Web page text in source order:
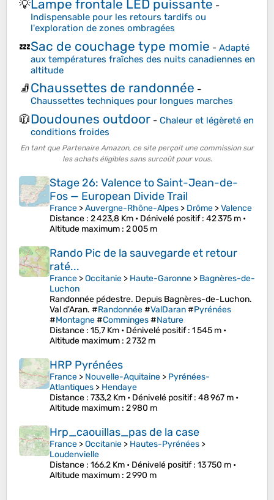
💡Lampe frontale LED puissante -
Indispensable pour les retours tardifs ou
l'exploration de zones ombragées
💤Sac de couchage type momie - Adapté
aux températures fraîches des nuits canadiennes en
altitude
🧦Chaussettes de randonnée -
Chaussettes techniques pour longues marches
🧥Doudounes outdoor - Chaleur et légèreté en
conditions froides
En tant que Partenaire Amazon, ce site perçoit une commission sur
les achats éligibles sans surcoût pour vous.
Stage 26: Valence to Saint-Jean-de-
Fos — European Divide Trail
France >Auvergne-Rhône-Alpes > Drôme >Valence
Distance : 2 423,8 Km • Dénivelé positif: 42 375 m •
Altitude maximum : 2 005 m
Rando Pic de la sauvegarde et retour
raté...
France >Occitanie > Haute-Garonne > Bagnères-de-
Luchon
Randonnée pédestre. Depuis Bagnères-de-Luchon.
Val d'Aran. #Randonnée#ValDaran#Pyrénées
#Montagne#Comminges#Nature
Distance : 15,7 Km • Dénivelé positif: 1 545 m •
Altitude maximum : 2 732 m
HRP Pyrénées
France > Nouvelle-Aquitaine > Pyrénées-
Atlantiques > Hendaye
Distance : 733,2 Km • Dénivelé positif: 48 967 m •
Altitude maximum : 2 980 m
Hrp_caouillas_pas de la case
France >Occitanie > Hautes-Pyrénées >
Loudenvielle
Distance : 166,2 Km • Dénivelé positif: 13 750 m •
Altitude maximum : 2 990 m